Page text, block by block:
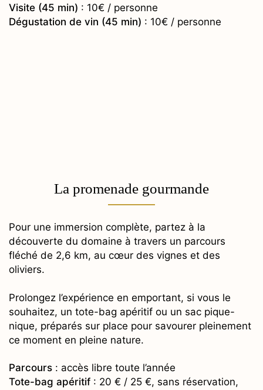
Visite (45 min) : 10€ / personne
Dégustation de vin (45 min) : 10€ / personne
La promenade gourmande
Pour une immersion complète, partez à la
découverte du domaine à travers un parcours
fléché de 2,6 km, au cœur des vignes et des
oliviers.
Prolongez l’expérience en emportant, si vous le
souhaitez, un tote-bag apéritif ou un sac pique-
nique, préparés sur place pour savourer pleinement
ce moment en pleine nature.
Parcours : accès libre toute l’année
Tote-bag apéritif : 20 € / 25 €, sans réservation,